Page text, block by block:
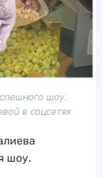
шоу.
в соцсетях
шоу.